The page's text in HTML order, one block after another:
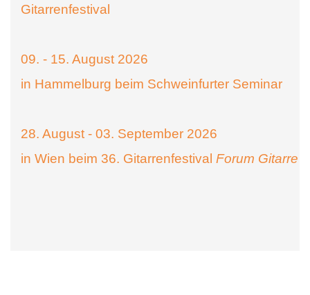
Gitarrenfestival
09. - 15. August 2026
in Hammelburg beim Schweinfurter Seminar
28. August - 03. September 2026
in Wien beim 36. Gitarrenfestival Forum Gitarre